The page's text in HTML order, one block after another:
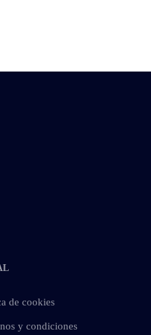
de cookies
y condiciones